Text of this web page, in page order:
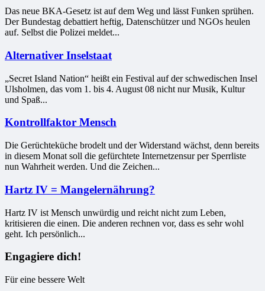
Das neue BKA-Gesetz ist auf dem Weg und lässt Funken sprühen.
Der Bundestag debattiert heftig, Datenschützer und NGOs heulen
auf. Selbst die Polizei meldet...
Alternativer Inselstaat
„Secret Island Nation“ heißt ein Festival auf der schwedischen Insel
Ulsholmen, das vom 1. bis 4. August 08 nicht nur Musik, Kultur
und Spaß...
Kontrollfaktor Mensch
Die Gerüchteküche brodelt und der Widerstand wächst, denn bereits
in diesem Monat soll die gefürchtete Internetzensur per Sperrliste
nun Wahrheit werden. Und die Zeichen...
Hartz IV = Mangelernährung?
Hartz IV ist Mensch unwürdig und reicht nicht zum Leben,
kritisieren die einen. Die anderen rechnen vor, dass es sehr wohl
geht. Ich persönlich...
Engagiere dich!
Für eine bessere Welt